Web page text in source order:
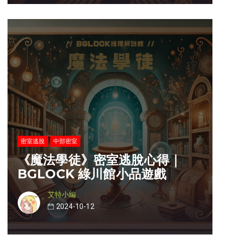
密室逃脫 中部密室
《魔法學徒》密室逃脫心得｜
BGLOCK 綠川館小品遊戲
艾特小編
2024-10-12